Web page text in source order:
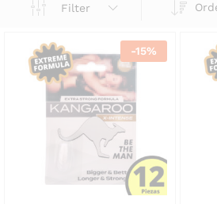
Filter
-15%